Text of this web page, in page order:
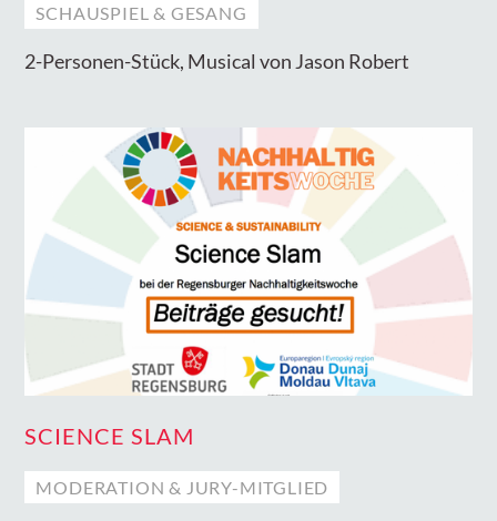
SCHAUSPIEL & GESANG
2-Personen-Stück, Musical von Jason Robert
SCIENCE SLAM
MODERATION & JURY-MITGLIED